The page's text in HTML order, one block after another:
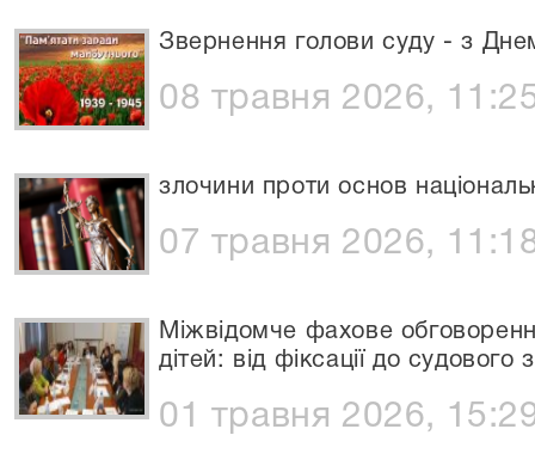
Звернення голови суду - з
08 травня 2026,
злочини проти основ
07 травня 2026,
Міжвідомче фахове
дітей: від фіксації до судового
01 травня 2026,